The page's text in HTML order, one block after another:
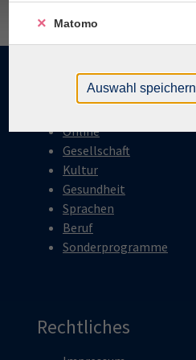
Programm
Online
Gesellschaft
Kultur
Gesundheit
Sprachen
Beruf
Sonderprogramme
Rechtliches
Matomo
Auswahl speichern